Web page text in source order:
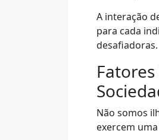
A interação
para cada
desafiadoras.
Não somos
exercem